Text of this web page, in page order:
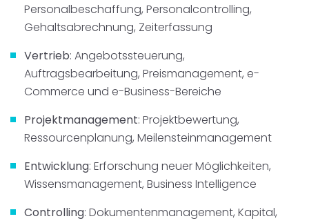
Personalbeschaffung, Personalcontrolling,
Gehaltsabrechnung, Zeiterfassung
Vertrieb: Angebotssteuerung,
Auftragsbearbeitung, Preismanagement, e-
Commerce und e-Business-Bereiche
Projektmanagement: Projektbewertung,
Ressourcenplanung, Meilensteinmanagement
Entwicklung: Erforschung neuer Möglichkeiten,
Wissensmanagement, Business Intelligence
Controlling: Dokumentenmanagement, Kapital,